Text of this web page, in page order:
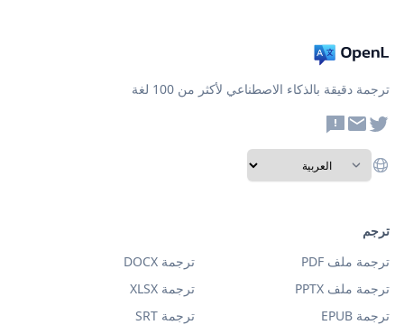
ترجمة دقيقة بالذكاء الاصطناعي لأكثر من 100 لغة
ترجم
ترجمة ملف PDF
ترجمة DOCX
ترجمة ملف PPTX
ترجمة XLSX
ترجمة EPUB
ترجمة SRT